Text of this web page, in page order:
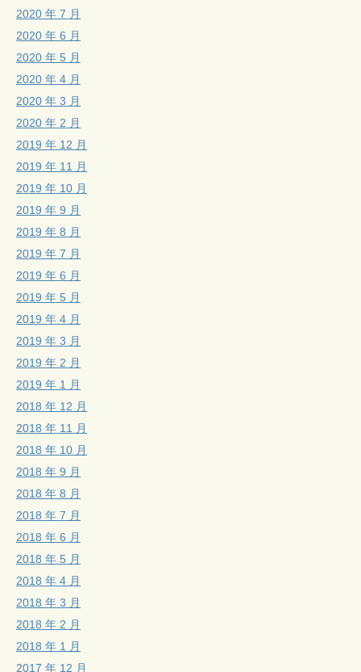
2020 年 7 月
2020 年 6 月
2020 年 5 月
2020 年 4 月
2020 年 3 月
2020 年 2 月
2019 年 12 月
2019 年 11 月
2019 年 10 月
2019 年 9 月
2019 年 8 月
2019 年 7 月
2019 年 6 月
2019 年 5 月
2019 年 4 月
2019 年 3 月
2019 年 2 月
2019 年 1 月
2018 年 12 月
2018 年 11 月
2018 年 10 月
2018 年 9 月
2018 年 8 月
2018 年 7 月
2018 年 6 月
2018 年 5 月
2018 年 4 月
2018 年 3 月
2018 年 2 月
2018 年 1 月
2017 年 12 月